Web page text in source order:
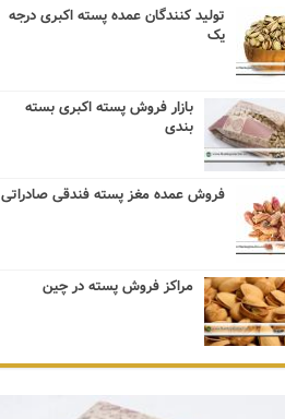
تولید کنندگان عمده پسته اکبری درجه
یک
بازار فروش پسته اکبری بسته
بندی
فروش عمده مغز پسته فندقی صادراتی
مراکز فروش پسته در چین